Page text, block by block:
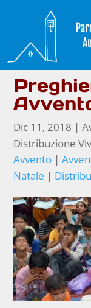
Dic 11, 2018 |
Distribuzione
Avvento |
Natale |